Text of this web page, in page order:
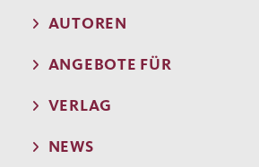
AUTOREN
ANGEBOTE FÜR
VERLAG
NEWS